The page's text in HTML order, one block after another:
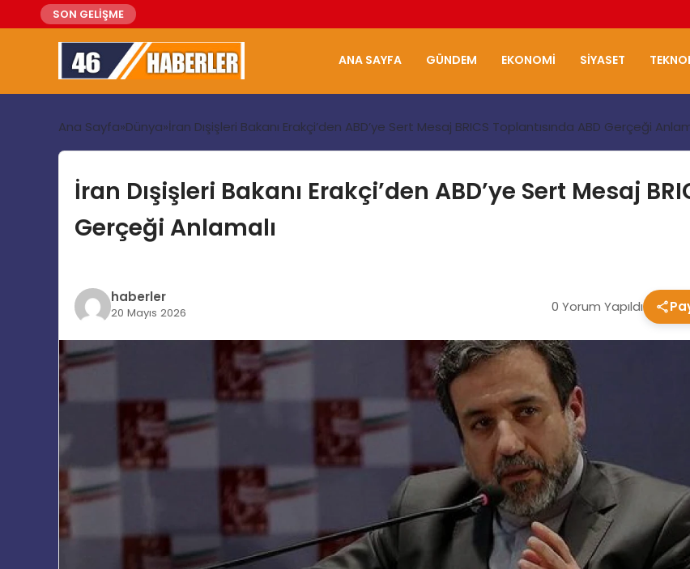
SON GELİŞME
ANA SAYFA GÜNDEM EKONOMI SIYASET
Ana Sayfa Dünya İran Dışişleri Bakanı Erakçi’den ABD’ye Sert Mesaj BRICS Toplantısında ABD Gerçeği
İran Dışişleri Bakanı Erakçi’den ABD’ye Sert Mesaj
Gerçeği Anlamalı
haberler
20 Mayıs 2026 0 Yorum Yapıldı